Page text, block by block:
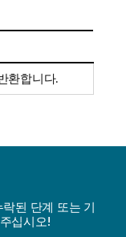
환합니다.
된 단계 또는 기
십시오!